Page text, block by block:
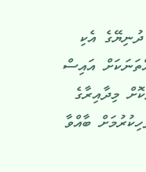
ދުނިޔޭގެ އެކި
އައިސް
މިދާއިރާގެ
ބާއްވާ